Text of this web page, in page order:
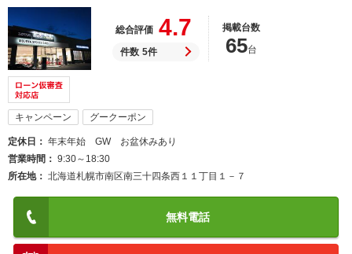
総合評価 4.7
件数 5件
掲載台数
65台
キャンペーン グークーポン
定休日
年末年始 GW お盆休みあり
営業時間
9:30～18:30
所在地
北海道札幌市南区南三十四条西１１丁目１－７
無料電話